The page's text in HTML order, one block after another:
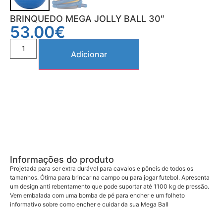
BRINQUEDO MEGA JOLLY BALL 30″
53.00€
Adicionar
Informações do produto
Projetada para ser extra durável para cavalos e pôneis de todos os
tamanhos. Ótima para brincar na campo ou para jogar futebol. Apresenta
um design anti rebentamento que pode suportar até 1100 kg de pressão.
Vem embalada com uma bomba de pé para encher e um folheto
informativo sobre como encher e cuidar da sua Mega Ball